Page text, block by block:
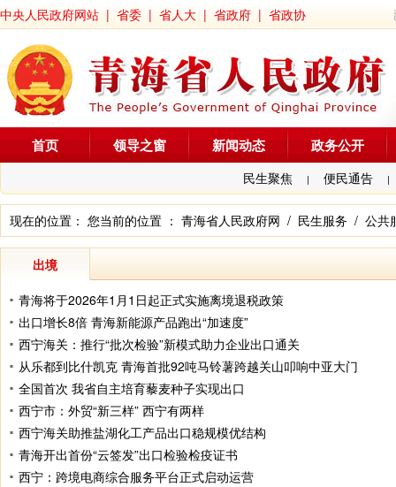
中央人民政府网站 | 省委 | 省人大 | 省政府 | 省政协
首页 领导之窗 新闻动态 政务公开
民生聚焦 | 便民通告 |
现在的位置： 您当前的位置 ： 青海省人民政府网 / 民生服务 / 公共
出境
青海将于2026年1月1日起正式实施离境退税政策
出口增长8倍 青海新能源产品跑出“加速度”
西宁海关：推行“批次检验”新模式助力企业出口通关
从乐都到比什凯克 青海首批92吨马铃薯跨越关山叩响中亚大门
全国首次 我省自主培育藜麦种子实现出口
西宁市：外贸“新三样” 西宁有两样
西宁海关助推盐湖化工产品出口稳规模优结构
青海开出首份“云签发”出口检验检疫证书
西宁：跨境电商综合服务平台正式启动运营